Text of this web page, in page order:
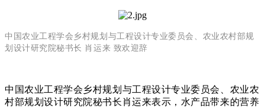
中国农业工程学会乡村规划与工程设计专业委员会、农业农村部规
划设计研究院秘书长 肖运来 致欢迎辞
中国农业工程学会乡村规划与工程设计专业委员会、农业农
村部规划设计研究院秘书长肖运来表示，水产品带来的营养